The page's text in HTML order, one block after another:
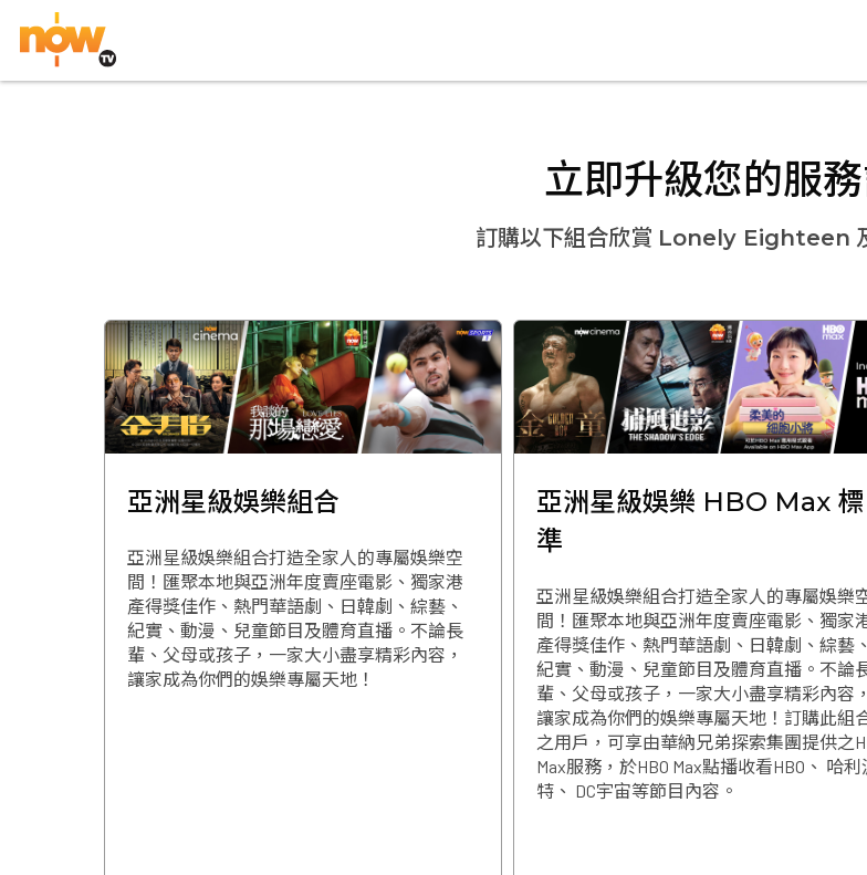
立即升級您的服
訂購以下組合欣賞 Lonely Eighteen
亞洲星級娛樂組合
亞洲星級娛樂組合打造全家人的專屬娛樂空
間！匯聚本地與亞洲年度賣座電影、獨家港
產得獎佳作、熱門華語劇、日韓劇、綜藝、
紀實、動漫、兒童節目及體育直播。不論長
輩、父母或孩子，一家大小盡享精彩內容，
讓家成為你們的娛樂專屬天地！
亞洲星級娛樂 HBO Max 標
準
亞洲星級娛樂組合打造全家人的專屬娛樂
間！匯聚本地與亞洲年度賣座電影、獨家
產得獎佳作、熱門華語劇、日韓劇、綜藝、
紀實、動漫、兒童節目及體育直播。不論
輩、父母或孩子，一家大小盡享精彩內容，
讓家成為你們的娛樂專屬天地！訂購此組
之用戶，可享由華納兄弟探索集團提供之
Max服務，於HBO Max點播收看HBO、 哈利
特、 DC宇宙等節目內容。